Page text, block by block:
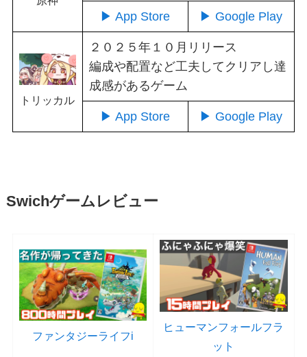
▶ App Store ▶ Google Play
トリッカル
２０２５年１０月リリース
編成や配置など工夫してクリアし達
成感があるゲーム
▶ App Store ▶ Google Play
Swichゲームレビュー
ファンタジーライフi
ヒューマンフォールフラ
ット